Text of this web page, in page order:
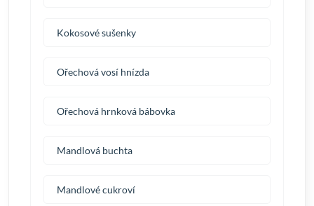
Kokosové sušenky
Ořechová vosí hnízda
Ořechová hrnková bábovka
Mandlová buchta
Mandlové cukroví